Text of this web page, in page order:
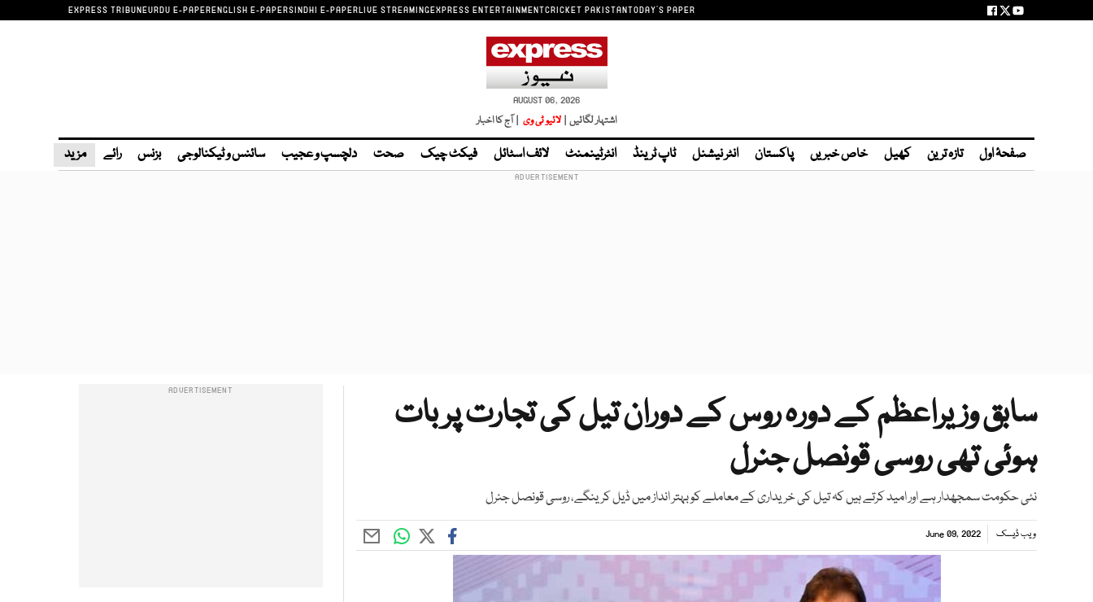
EXPRESS TRIBUNEURDU E-PAPERENGLISH E-PAPERSINDHI E-PAPERLIVE STREAMINGEXPRESS ENTERTAINMENTCRICKET PAKISTANTODAY'S PAPER
AUGUST 06, 2026
اشتہار لگائیں | لائیو ٹی وی | آج کا اخبار
صفحۂ اول تازہ ترین کھیل خاص خبریں پاکستان انٹر نیشنل ٹاپ ٹرینڈ انٹرٹینمنٹ لائف اسٹائل فیکٹ چیک صحت دلچسپ و عجیب سائنس و ٹیکنالوجی بزنس رائے مزید
سابق وزیراعظم کے دورہ روس کے دوران تیل کی تجارت پر بات
ہوئی تھی روسی قونصل جنرل
نئی حکومت سمجھدار ہے اور امید کرتے ہیں کہ تیل کی خریداری کے معاملے کو بہتر انداز میں ڈیل کرینگے، روسی قونصل جنرل
ویب ڈیسک June 09, 2022